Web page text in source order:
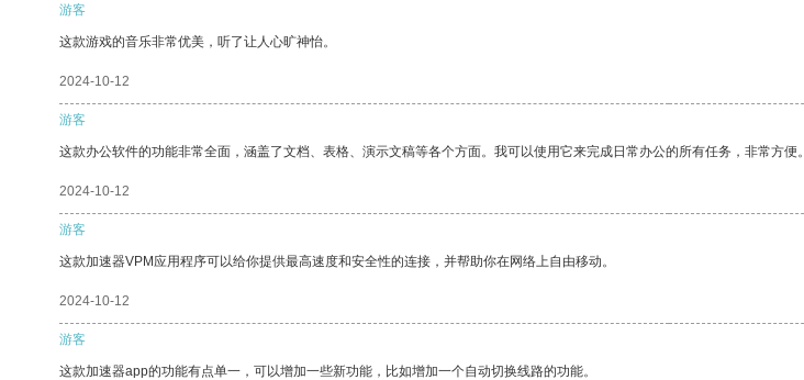
游客
这款游戏的音乐非常优美，听了让人心旷神怡。
2024-10-12
游客
这款办公软件的功能非常全面，涵盖了文档、表格、演示文稿等各个方面。我可以使用它来完成日常办公的所有任务，非常方便。
2024-10-12
游客
这款加速器VPM应用程序可以给你提供最高速度和安全性的连接，并帮助你在网络上自由移动。
2024-10-12
游客
这款加速器app的功能有点单一，可以增加一些新功能，比如增加一个自动切换线路的功能。